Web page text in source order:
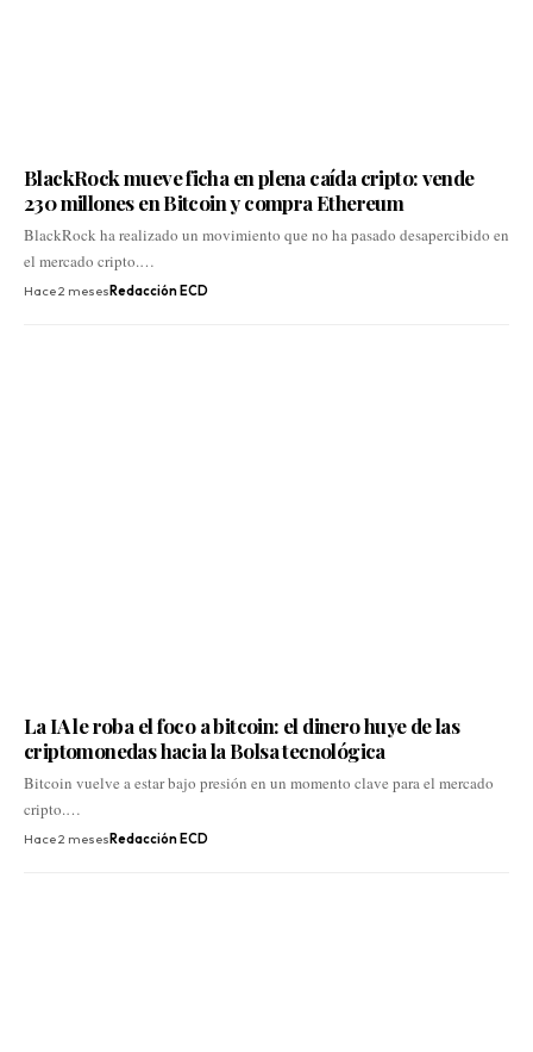
BlackRock mueve ficha en plena caída cripto: vende
230 millones en Bitcoin y compra Ethereum
BlackRock ha realizado un movimiento que no ha pasado desapercibido en
el mercado cripto.…
Hace 2 mesesRedacción ECD
La IA le roba el foco a bitcoin: el dinero huye de las
criptomonedas hacia la Bolsa tecnológica
Bitcoin vuelve a estar bajo presión en un momento clave para el mercado
cripto.…
Hace 2 meses Redacción ECD